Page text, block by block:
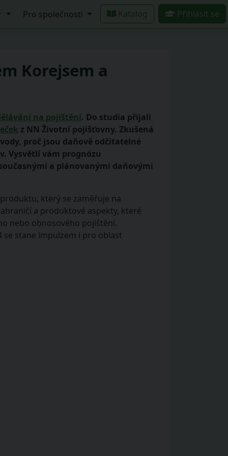
Pro společnosti Katalog Přihlásit se
Korejsem a
na pojištění. Do studia přijali
z NN Životní pojišťovny. Zkušená
proč jsou daňově odčitatelné
Vysvětlí vám prognózu
a plánovanými daňovými
který se zaměřuje na
a produktové aspekty, které
nebo obnosového pojištění.
se stane impulzem i pro oblast